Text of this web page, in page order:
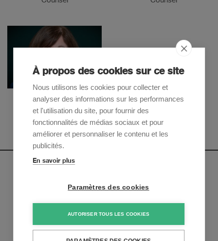
Silvia Zimmermann
Senior Counsel
Inscrivez-vous pour recevoir nos mises à jour sur les
S'inscrire maintenant
À propos des cookies sur ce site
Nous utilisons les cookies pour collecter et
analyser des informations sur les performances
et l'utilisation du site, pour fournir des
fonctionnalités de médias sociaux et pour
améliorer et personnaliser le contenu et les
publicités.
En savoir plus
Paramètres des cookies
AUTORISER TOUS LES COOKIES